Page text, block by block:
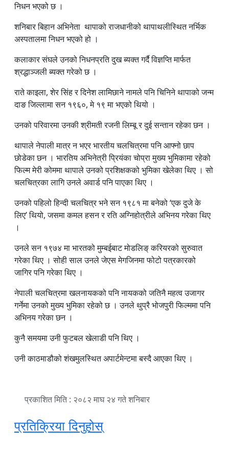
निधन भएको छ ।
शनिबार बिहान अभिनेता थापाको राजधानीको थापाथलीस्थित नर्भिक
अस्पतालमा निधन भएको हो ।
कलाकार संघले उनको निधनप्रति दुख ब्यक्त गर्दै विज्ञप्ति मार्फत
श्रद्धाञ्जली ब्यक्त गरेको छ ।
राते काइला, शेर सिंह र दिनेश लामिछाने नामले पनि चिनिने थापाको जन्म
दाङ जिल्लामा सन १९६०, मे १९ मा भएको थियो ।
उनको परिवारमा उनकी श्रीमती रजनी लिम्बू र दुई सन्तान रहेका छन ।
थापाले नेपाली मात्र न भएर भारतीय चलचित्रमा पनि आफ्नो छाप
छोडेका छन । भारतिय अभिनेत्री प्रियंका चोप्रा मुख्य भुमिकामा रहेको
फिल्म मेरी कोममा थापाले उनको प्रशिक्षकको भुमिका खेलेका थिए । सो
चलचित्रका लागि उनले अवार्ड पनि पाएका थिए ।
उनको पहिलो हिन्दी चलचित्र भने सन १९८१ मा बनेको ‘एक दुजे के
लिए’ थियो, जसमा कमल हसन र रति अग्निहोत्रीले अभिनय गरेका थिए
।
उनले सन १९७४ मा भारतको मुम्बईबाट मोडलिङ् करियरको सुरुवात
गरेका थिए । सोही साल उनले जेएस मेगजिनमा फोटो पत्रकारको
जागिर पनि गरेका थिए ।
नेपाली चलचित्रमा खलनायकको पनि नायकको जतिनै महत्व उजागर
गर्नेमा उनको मुख्य भुमिका रहेको छ । उनले थुप्रै भोजपुरी फिल्ममा पनि
अभिनय गरेका छन ।
कुनै समयमा उनी फुटबल खेलाडी पनि थिए ।
उनी काठमाडौको शंखमुलस्थित अपार्टमेन्टमा बस्दै आएका थिए ।
प्रकाशित मिति : २०८२ माघ २४ गते शनिबार
प्रतिक्रिया दिनुहोस्